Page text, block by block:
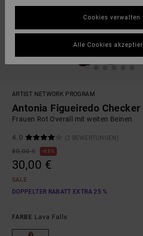
ARTIST NETWORK PROGRAM
Antonia Figueiredo Checker
Frauen Rot Overall mit weiten Beinen
4.0
(2 BEWERTUNGEN)
80,00 €
63%
30,00 €
SALE
DOPPELTER RABATT EXTRA 25 %
FARBE Lava Falls
Cookies verwalten
Alle Cookies